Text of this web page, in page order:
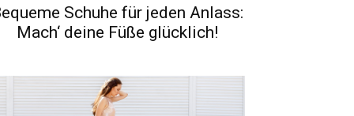
Schuhe für jeden Anlass:
Mach‘ deine Füße glücklich!